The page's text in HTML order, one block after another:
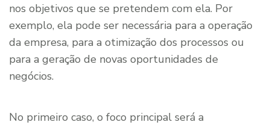
nos objetivos que se pretendem com ela. Por
exemplo, ela pode ser necessária para a operação
da empresa, para a otimização dos processos ou
para a geração de novas oportunidades de
negócios.
No primeiro caso, o foco principal será a